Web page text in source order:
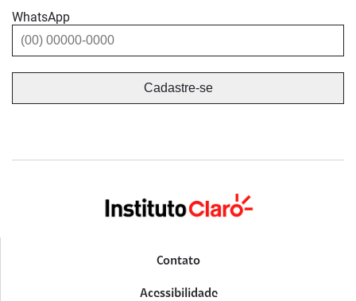
WhatsApp
Contato
Acessibilidade